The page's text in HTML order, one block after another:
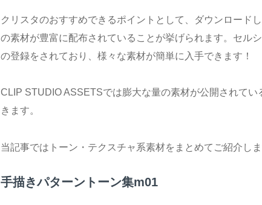
tt
er
e
c
e
b
o
ail
クリスタのおすすめできるポイントとして、ダウンロード
の素材が豊富に配布されていることが挙げられます。セル
の登録をされており、様々な素材が簡単に入手できます！
CLIP STUDIO ASSETSでは膨大な量の素材が公開されて
きます。
当記事ではトーン・テクスチャ系素材をまとめてご紹介しま
手描きパターントーン集m01